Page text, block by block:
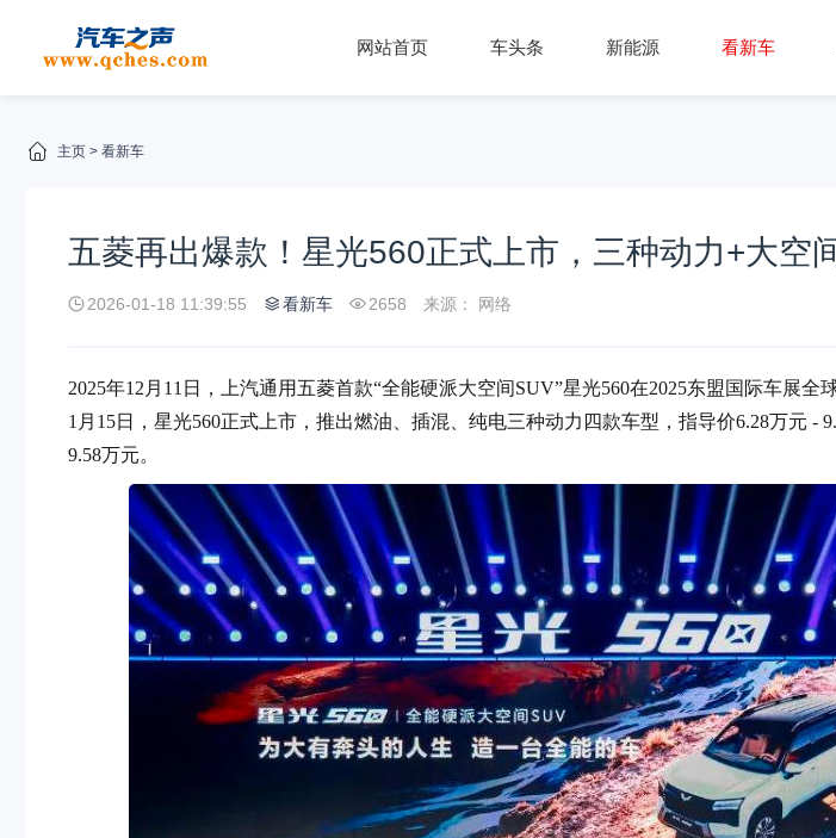
网站首页 车头条 新能源 看新车
主页 > 看新车
五菱再出爆款！星光560正式上市，三种动力+大空
2026-01-18 11:39:55 看新车 2658 来源： 网络
2025年12月11日，上汽通用五菱首款“全能硬派大空间SUV”星光560在2025东盟国际车展全
1月15日，星光560正式上市，推出燃油、插混、纯电三种动力四款车型，指导价6.28万元 -
9.58万元。